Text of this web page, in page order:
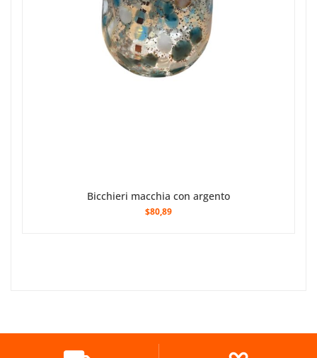
Bicchieri macchia con argento
$80,89